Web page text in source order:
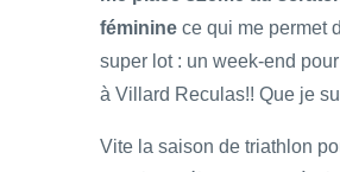
féminine ce qui me permet
super lot : un week-end
à Villard Reculas!! Que je
Vite la saison de triathlon